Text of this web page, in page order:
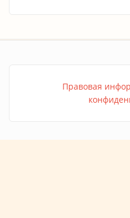
Правовая